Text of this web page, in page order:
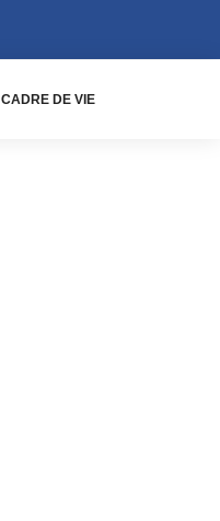
CADRE DE VIE